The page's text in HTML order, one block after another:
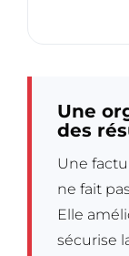
Une
des
Une
ne fait
Elle
sécurise